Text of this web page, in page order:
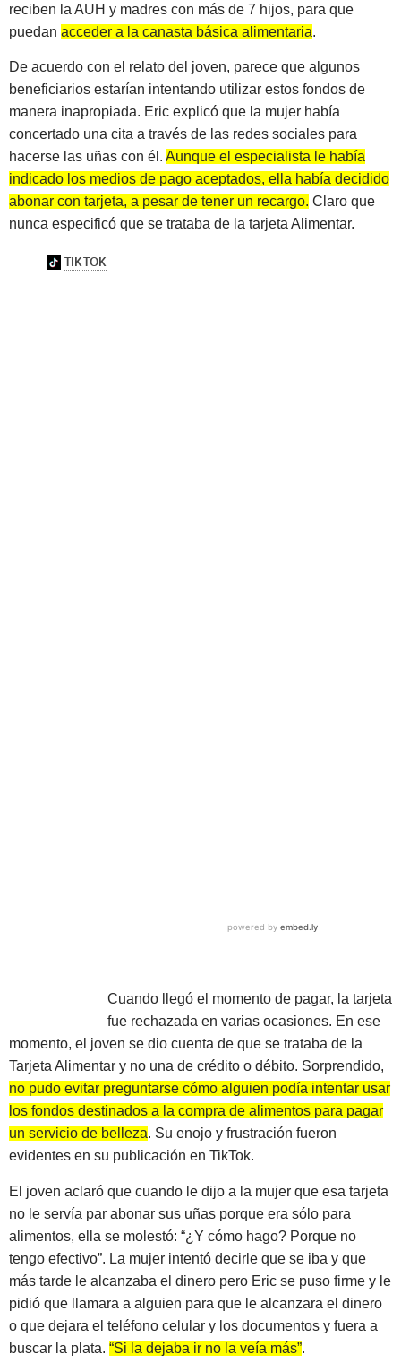
reciben la AUH y madres con más de 7 hijos, para que
puedan acceder a la canasta básica alimentaria.
De acuerdo con el relato del joven, parece que algunos
beneficiarios estarían intentando utilizar estos fondos de
manera inapropiada. Eric explicó que la mujer había
concertado una cita a través de las redes sociales para
hacerse las uñas con él. Aunque el especialista le había
indicado los medios de pago aceptados, ella había decidido
abonar con tarjeta, a pesar de tener un recargo. Claro que
nunca especificó que se trataba de la tarjeta Alimentar.
Cuando llegó el momento de pagar, la tarjeta
fue rechazada en varias ocasiones. En ese
momento, el joven se dio cuenta de que se trataba de la
Tarjeta Alimentar y no una de crédito o débito. Sorprendido,
no pudo evitar preguntarse cómo alguien podía intentar usar
los fondos destinados a la compra de alimentos para pagar
un servicio de belleza. Su enojo y frustración fueron
evidentes en su publicación en TikTok.
El joven aclaró que cuando le dijo a la mujer que esa tarjeta
no le servía par abonar sus uñas porque era sólo para
alimentos, ella se molestó: “¿Y cómo hago? Porque no
tengo efectivo”. La mujer intentó decirle que se iba y que
más tarde le alcanzaba el dinero pero Eric se puso firme y le
pidió que llamara a alguien para que le alcanzara el dinero
o que dejara el teléfono celular y los documentos y fuera a
buscar la plata. “Si la dejaba ir no la veía más”.